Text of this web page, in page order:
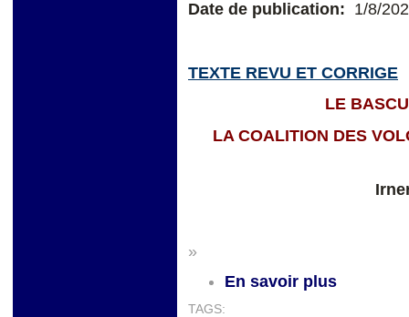
Date de publication: 1/8/
TEXTE REVU ET CORRIGE
LE
LA COALITION DES
»
En savoir plus
TAGS: